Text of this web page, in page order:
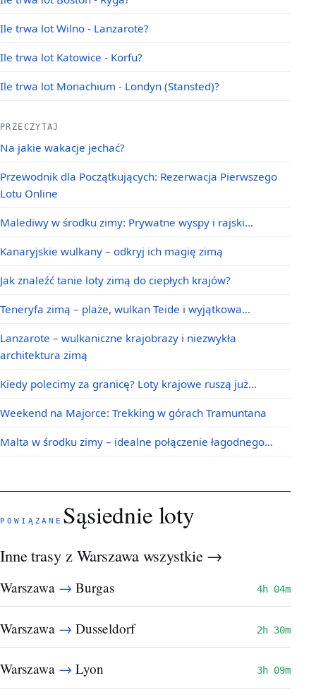
Ile trwa lot Wilno - Lanzarote?
Ile trwa lot Katowice - Korfu?
Ile trwa lot Monachium - Londyn (Stansted)?
PRZECZYTAJ
Na jakie wakacje jechać?
Przewodnik dla Początkujących: Rezerwacja Pierwszego
Lotu Online
Malediwy w środku zimy: Prywatne wyspy i rajski…
Kanaryjskie wulkany – odkryj ich magię zimą
Jak znaleźć tanie loty zimą do ciepłych krajów?
Teneryfa zimą – plaże, wulkan Teide i wyjątkowa…
Lanzarote – wulkaniczne krajobrazy i niezwykła
architektura zimą
Kiedy polecimy za granicę? Loty krajowe ruszą już…
Weekend na Majorce: Trekking w górach Tramuntana
Malta w środku zimy – idealne połączenie łagodnego…
POWIĄZANE Sąsiednie loty
Inne trasy z Warszawa wszystkie →
Warszawa → Burgas 4h 04m
Warszawa → Dusseldorf 2h 30m
Warszawa → Lyon 3h 09m